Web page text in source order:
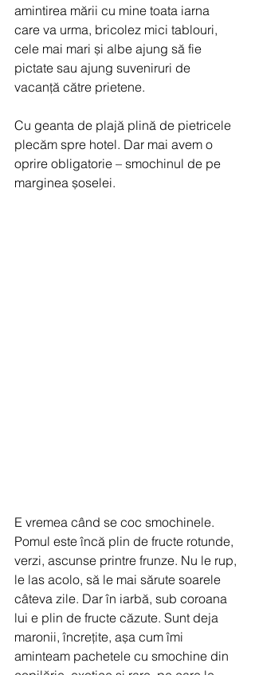
amintirea mării cu mine toata iarna
care va urma, bricolez mici tablouri,
cele mai mari și albe ajung să fie
pictate sau ajung suveniruri de
vacanță către prietene.
Cu geanta de plajă plină de pietricele
plecăm spre hotel. Dar mai avem o
oprire obligatorie – smochinul de pe
marginea șoselei.
E vremea când se coc smochinele.
Pomul este încă plin de fructe rotunde,
verzi, ascunse printre frunze. Nu le rup,
le las acolo, să le mai sărute soarele
câteva zile. Dar în iarbă, sub coroana
lui e plin de fructe căzute. Sunt deja
maronii, încrețite, așa cum îmi
aminteam pachetele cu smochine din